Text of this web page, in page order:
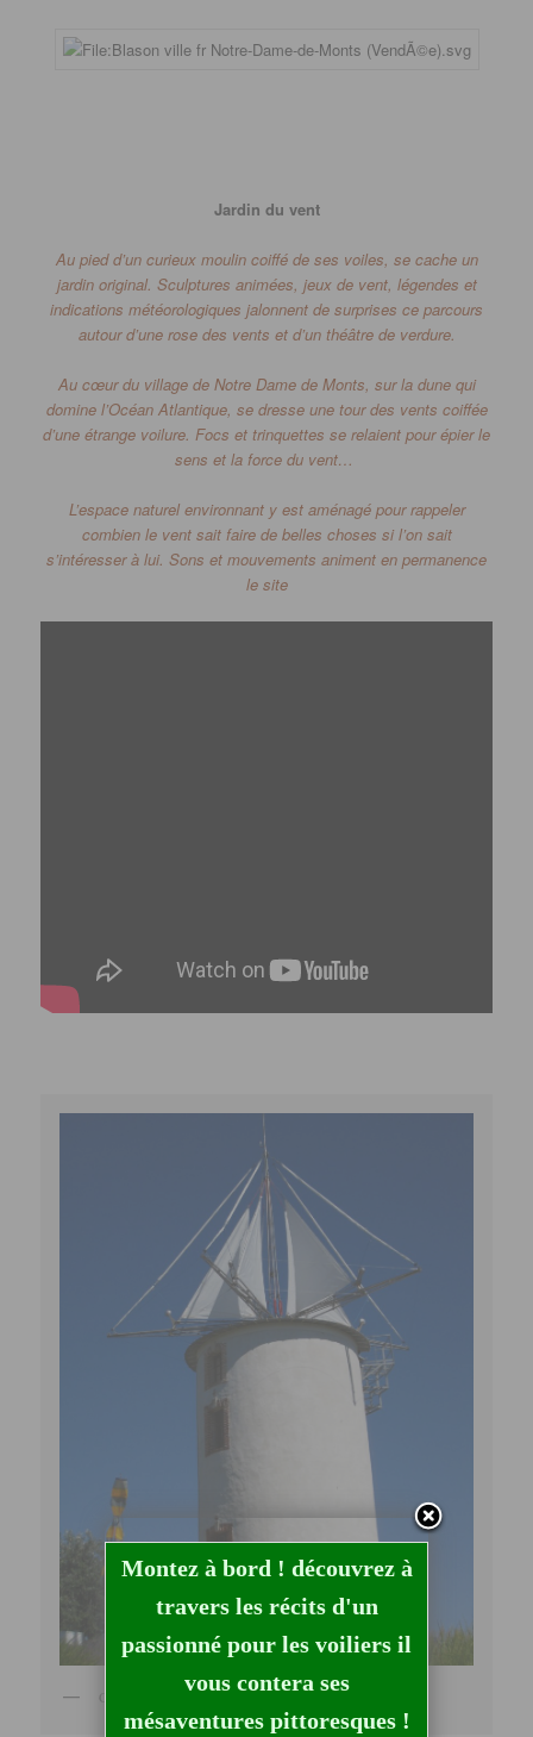
Jardin du vent
Au pied d’un curieux moulin coiffé de ses voiles, se cache un
jardin original. Sculptures animées, jeux de vent, légendes et
indications météorologiques jalonnent de surprises ce parcours
autour d’une rose des vents et d’un théâtre de verdure.
Au cœur du village de Notre Dame de Monts, sur la dune qui
domine l’Océan Atlantique, se dresse une tour des vents coiffée
d’une étrange voilure. Focs et trinquettes se relaient pour épier le
sens et la force du vent…
L’espace naturel environnant y est aménagé pour rappeler
combien le vent sait faire de belles choses si l’on sait
s’intéresser à lui. Sons et mouvements animent en permanence
le site
Copyright © Little Trice
Montez à bord ! découvrez à
travers les récits d'un
passionné pour les voiliers il
vous contera ses
mésaventures pittoresques !